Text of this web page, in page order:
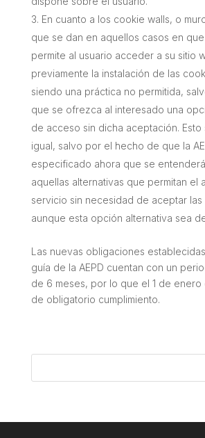
En cuanto a los cookie walls, o
que se dan en aquellos casos en
permite al usuario acceder a su sitio
previamente la instalación de las
siendo una práctica no permitida,
que se ofrezca al interesado una
de acceso sin dicha aceptación. Esto
igual, salvo por el hecho de que la
especificado ahora que se
aquellas alternativas que permitan el
servicio sin necesidad de aceptar las
aunque esta opción alternativa sea
Las nuevas obligaciones
guía de la AEPD cuentan con un
de 6 meses, por lo que el 1 de enero
de obligatorio cumplimiento.